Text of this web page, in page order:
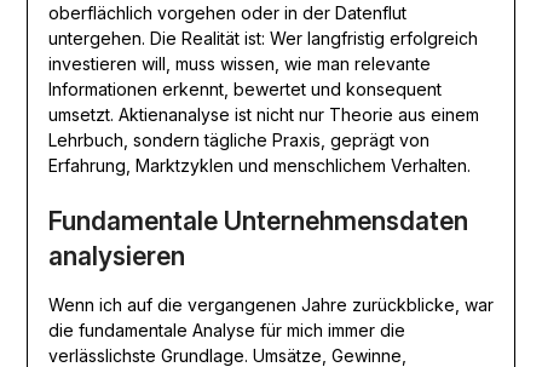
oberflächlich vorgehen oder in der Datenflut
untergehen. Die Realität ist: Wer langfristig erfolgreich
investieren will, muss wissen, wie man relevante
Informationen erkennt, bewertet und konsequent
umsetzt. Aktienanalyse ist nicht nur Theorie aus einem
Lehrbuch, sondern tägliche Praxis, geprägt von
Erfahrung, Marktzyklen und menschlichem Verhalten.
Fundamentale Unternehmensdaten
analysieren
Wenn ich auf die vergangenen Jahre zurückblicke, war
die fundamentale Analyse für mich immer die
verlässlichste Grundlage. Umsätze, Gewinne,